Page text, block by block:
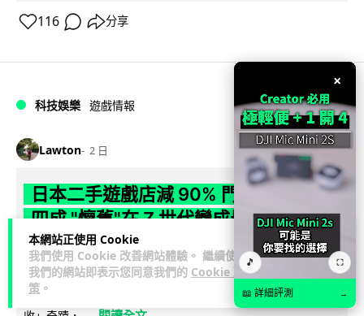
本網站正使用 Cookie
我們使用 Cookie 改善網站體驗。 繼續使用
我們的網站即表示您同意我們的 Cookie 政
策 。
116 分享
科技娛樂 遊戲情報
Lawton 2 日
日本二手遊戲店減 90% 門市 業績反增
四成 "懷舊"在 Z 世代變成最潮「新鮮
感」
日本零售巨頭 GEO 將懷舊遊戲銷售門市從 1,000 間大幅減至
99 間，但銷售額卻不降反升至過往的 1.4 倍。做到「減店增
×
🎵 ⛶
📖 詳細評測 →